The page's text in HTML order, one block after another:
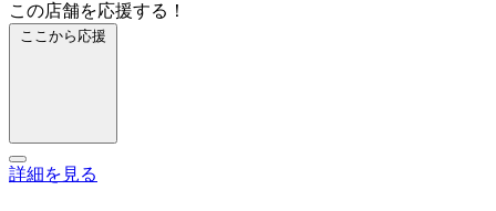
この店舗を応援する！
ここから応援
詳細を見る